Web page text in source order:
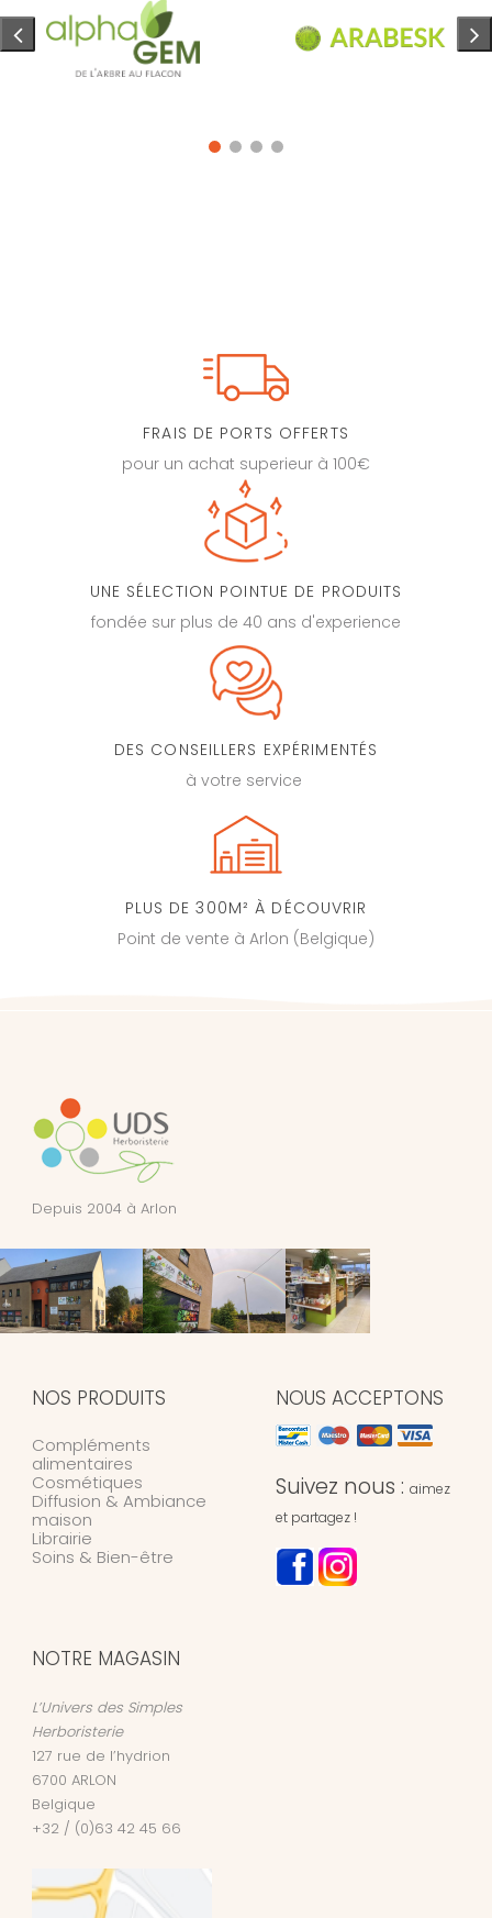
FRAIS DE PORTS OFFERTS
pour un achat superieur à 100€
UNE SÉLECTION POINTUE DE PRODUITS
fondée sur plus de 40 ans d'experience
DES CONSEILLERS EXPÉRIMENTÉS
à votre service
PLUS DE 300M² À DÉCOUVRIR
Point de vente à Arlon (Belgique)
Depuis 2004 à Arlon
NOS PRODUITS
Compléments
alimentaires
Cosmétiques
Diffusion & Ambiance
maison
Librairie
Soins & Bien-être
NOUS ACCEPTONS
Suivez nous : aimez
et partagez !
NOTRE MAGASIN
L’Univers des Simples
Herboristerie
127 rue de l’hydrion
6700 ARLON
Belgique
+32 / (0)63 42 45 66